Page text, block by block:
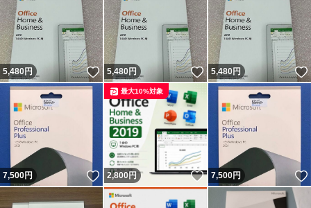
5,480円 いいね！
5,480円 いいね！
5,480円
7,500円 いいね！
2,800円 いいね！
最大10%対象
7,500円